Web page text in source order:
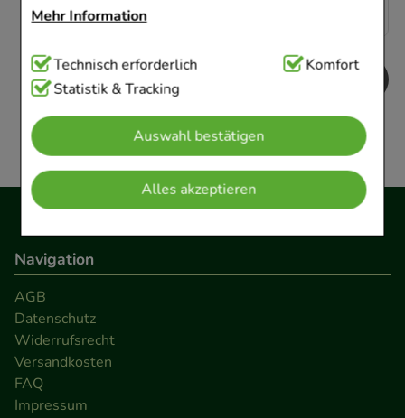
Mehr Information
Technisch Notwendig:Hierbei handelt es sich um
Cookies, die für die Grundfunktionen unserer
Website notwendig sind (z.B. Navigation,
Warenkorb, Kundenkonto), weshalb auf diese nicht
verzichtet werden kann.
Komfort:Diese Cookies werden genutzt um das
Einkaufserlebnis noch ansprechender zu gestalten,
beispielsweise für die Wiedererkennung des
Verhaltensweisen (z.B. Spracheinstellung)
anzupassen. Komfort-Cookies ermöglichen es uns
auch auf Ihre Bedürfnisse zugeschrittene Inhalte
anzuzeigen und unser Partnerprogramm zu
betreiben.
Technisch erforderlich
Komfort
Statistik & Tracking
Auswahl bestätigen
Alles akzeptieren
Navigation
AGB
Datenschutz
Widerrufsrecht
Versandkosten
FAQ
Impressum